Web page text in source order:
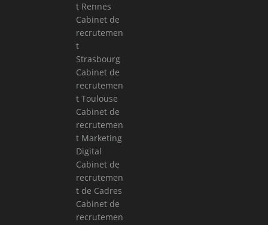
t Rennes
Cabinet de
recrutemen
t
Strasbourg
Cabinet de
recrutemen
t Toulouse
Cabinet de
recrutemen
t Marketing
Digital
Cabinet de
recrutemen
t de Cadres
Cabinet de
recrutemen